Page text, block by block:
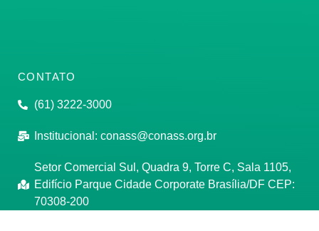
CONTATO
(61) 3222-3000
Institucional: conass@conass.org.br
Setor Comercial Sul, Quadra 9, Torre C, Sala 1105,
Edifício Parque Cidade Corporate Brasília/DF CEP:
70308-200